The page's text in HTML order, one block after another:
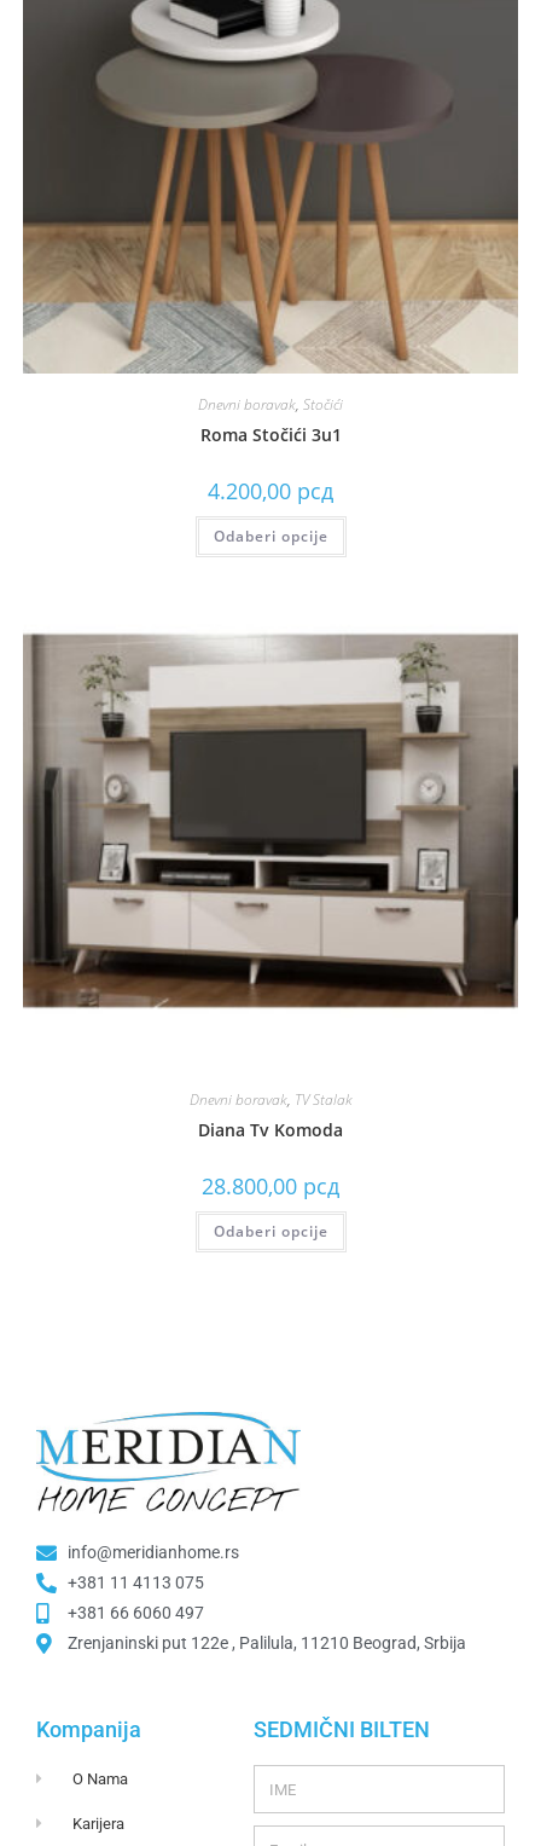
Dnevni boravak, Stočići
Roma Stočići 3u1
4.200,00 рсд
Odaberi opcije
Dnevni boravak, TV Stalak
Diana Tv Komoda
28.800,00 рсд
Odaberi opcije
info@meridianhome.rs
+381 11 4113 075
+381 66 6060 497
Zrenjaninski put 122e , Palilula, 11210 Beograd, Srbija
Kompanija
O Nama
Karijera
SEDMIČNI BILTEN